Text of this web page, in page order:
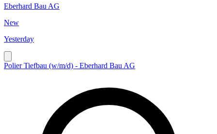
Eberhard Bau AG
New
Yesterday
Polier Tiefbau (w/m/d) - Eberhard Bau AG